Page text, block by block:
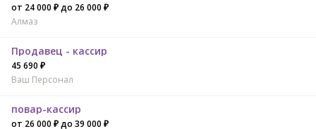
от 24 000 ₽ до 26 000 ₽
Алмаз
Продавец - кассир
45 690 ₽
Ваш Персонал
повар-кассир
от 26 000 ₽ до 39 000 ₽